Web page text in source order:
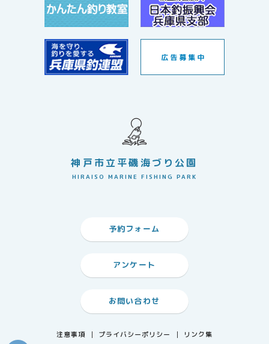
神戸市立平磯海づり公園
HIRAISO MARINE FISHING PARK
予約フォーム
アンケート
お問い合わせ
注意事項 プライバシーポリシー リンク集